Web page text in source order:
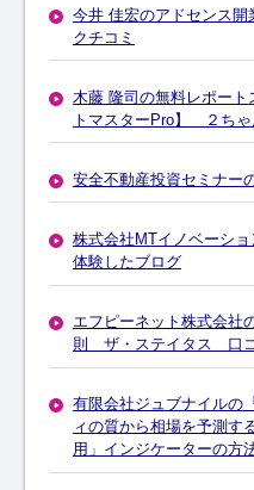
今井 佳宏のアドセンス
クチコミ
木藤 隆司の無料レポー
トマスターPro】 ２ちゃ
安全不動産投資セミナー
株式会社MTイノベーシ
体験したブログ
エフピーネット株式会社
則 ザ・ステイタス 口
有限会社ジュブナイルの
ィの質から相場を予測す
用」インジケーターの方